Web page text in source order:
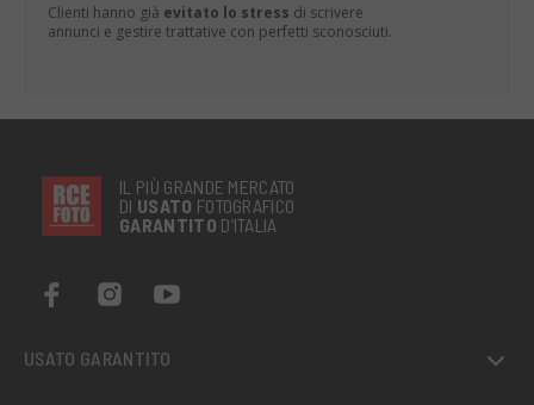
Clienti hanno già evitato lo stress di scrivere
annunci e gestire trattative con perfetti sconosciuti.
IL PIÙ GRANDE MERCATO
DI USATO FOTOGRAFICO
GARANTITO D’ITALIA
USATO GARANTITO